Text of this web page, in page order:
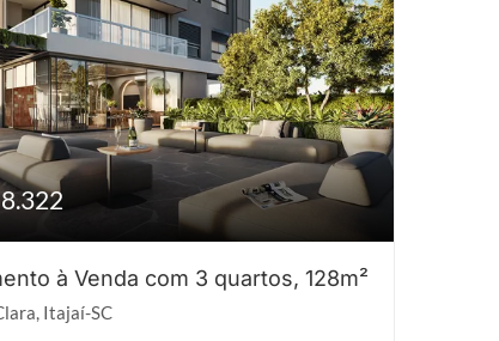
à Venda com 3 quartos, 128m²
Itajaí-SC